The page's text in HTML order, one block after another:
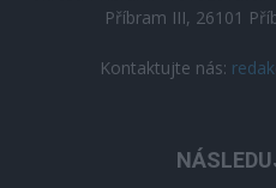
Příbram III, 26101
Kontaktujte nás: